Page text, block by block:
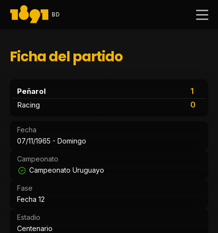
BD
Ficha del partido
Peñarol
1
0
Racing
Fecha
07/11/1965 - Domingo
Campeonato
Campeonato Uruguayo
Fase
Fecha 12
Estadio
Centenario